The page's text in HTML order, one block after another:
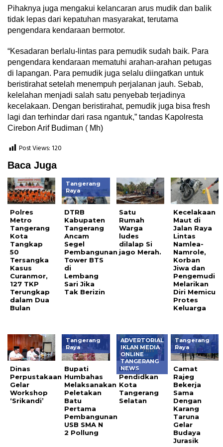
Pihaknya juga mengakui kelancaran arus mudik dan balik
tidak lepas dari kepatuhan masyarakat, terutama
pengendara kendaraan bermotor.
“Kesadaran berlalu-lintas para pemudik sudah baik. Para
pengendara kendaraan mematuhi arahan-arahan petugas
di lapangan. Para pemudik juga selalu diingatkan untuk
beristirahat setelah menempuh perjalanan jauh. Sebab,
kelelahan menjadi salah satu penyebab terjadinya
kecelakaan. Dengan beristirahat, pemudik juga bisa fresh
lagi dan terhindar dari rasa ngantuk,” tandas Kapolresta
Cirebon Arif Budiman ( Mh)
Post Views: 120
Baca Juga
Polres
Metro
Tangerang
Kota
Tangkap
50
Tersangka
Kasus
Curanmor,
127 TKP
Terungkap
dalam Dua
Bulan
Tangerang
Raya
DTRB
Kabupaten
Tangerang
Ancam
Segel
Pembangunan
Tower BTS
di
Lembang
Sari Jika
Tak Berizin
Satu
Rumah
Warga
ludes
dilalap Si
jago Merah.
Kecelakaan
Maut di
Jalan Raya
Lintas
Namlea-
Namrole,
Korban
Jiwa dan
Pengemudi
Melarikan
Diri Memicu
Protes
Keluarga
Dinas
Perpustakaan
Gelar
Workshop
‘Srikandi’
Tangerang
Raya
Bupati
Humbahas
Melaksanakan
Peletakan
Batu
Pertama
Pembangunan
USB SMA N
2 Pollung
ADVERTORIAL
IKLAN MEDIA
ONLINE
TANGERANG
NEWS
Dinas
Pendidkan
Kota
Tangerang
Selatan
Tangerang
Raya
Camat
Rajeg
Bekerja
Sama
Dengan
Karang
Taruna
Gelar
Budaya
Jurasik